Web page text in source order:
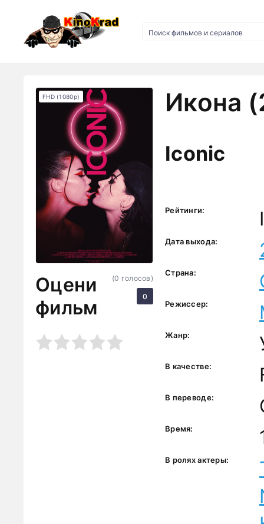
Икона
Iconic
FHD (1080p)
Оцени
фильм
5
(0 голосов)
0
Рейтинги:
Дата выхода:
Страна:
Режиссер:
Жанр:
В качестве:
В переводе:
Время:
В ролях актеры: